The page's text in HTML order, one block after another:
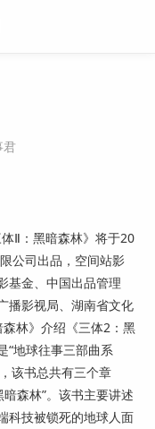
君
Ⅱ：黑暗森林》将于20
公司出品，空间站影
基金、中国出品管理
播影视局、湖南省文化
林》介绍《三体2：黑
“地球往事三部曲系
该书总共有三个章
暗森林”。该书主要讲述
科技被锁死的地球人面